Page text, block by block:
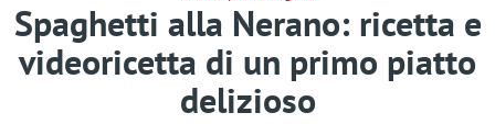
Spaghetti alla Nerano: ricetta e
videoricetta di un primo piatto
delizioso